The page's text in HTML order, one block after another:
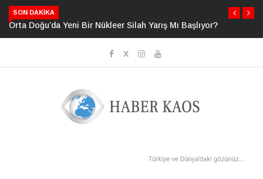
SON DAKIKA
Neden Bildiğimizden Daha Fazlasını Bildiğimizi
Sanıyoruz?